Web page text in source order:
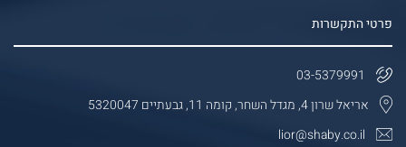
פרטי התקשרות
03-5379991
אריאל שרון 4, מגדל השחר, קומה 11, גבעתיים 5320047
lior@shaby.co.il